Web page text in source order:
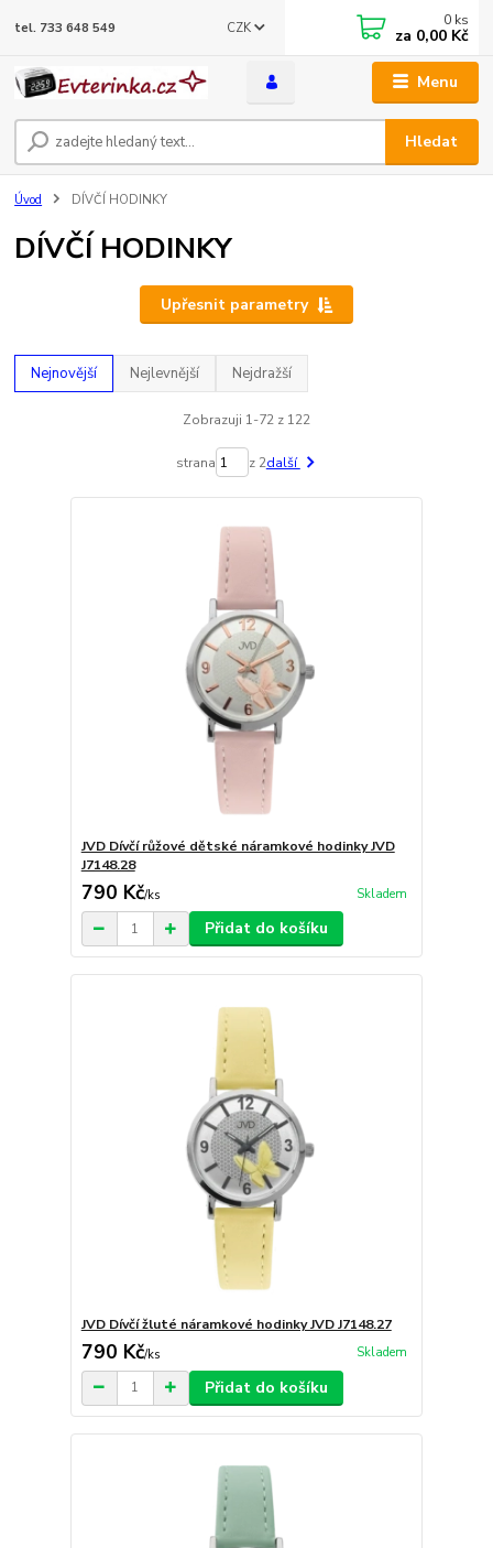
Menu
CZK
Hledat
tel. 733 648 549 0 ks
za 0,00 Kč
Úvod DÍVČÍ HODINKY
DÍVČÍ HODINKY
Upřesnit parametry
Nejnovější Nejlevnější Nejdražší
Zobrazuji 1-72 z 122
strana z 2další
JVD Dívčí růžové dětské náramkové hodinky JVD
J7148.28
790 Kč/ks Skladem
Přidat do košíku
JVD Dívčí žluté náramkové hodinky JVD J7148.27
790 Kč/ks Skladem
Přidat do košíku